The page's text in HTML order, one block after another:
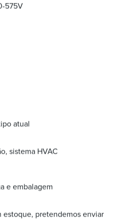
575V
atual
sistema HVAC
e embalagem
estoque, pretendemos enviar